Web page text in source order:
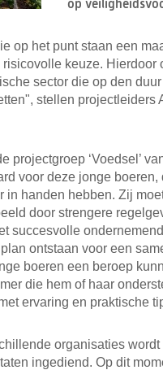
op
op het punt staan een
keuze. Hierdoor
sector die op den
stellen projectleiders
projectgroep ‘Voedsel’
voor deze jonge
in handen hebben. Zij
door strengere
succesvolle
ontstaan voor een
boeren een beroep
die hem of haar
ervaring en praktische
organisaties
ingediend. Op dit